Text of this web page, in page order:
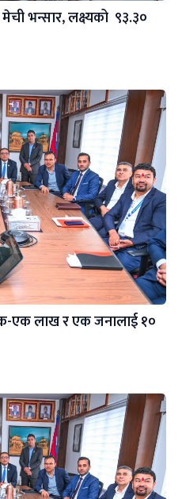
भन्सार, लक्ष्यको ९३.३०
एक लाख र एक जनालाई १०